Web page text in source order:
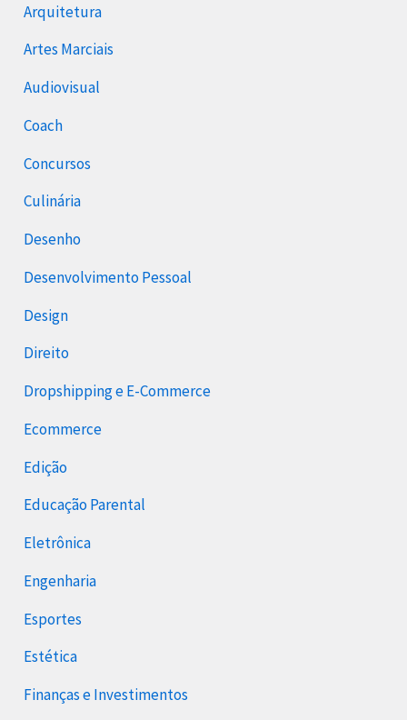
Arquitetura
Artes Marciais
Audiovisual
Coach
Concursos
Culinária
Desenho
Desenvolvimento Pessoal
Design
Direito
Dropshipping e E-Commerce
Ecommerce
Edição
Educação Parental
Eletrônica
Engenharia
Esportes
Estética
Finanças e Investimentos